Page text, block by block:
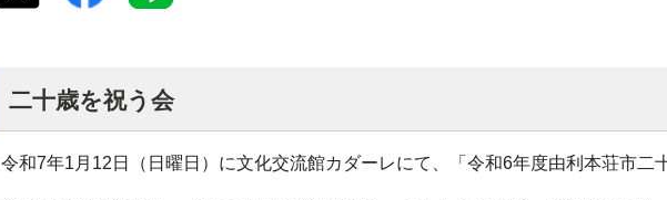
二十歳を祝う会
令和7年1月12日（日曜日）に文化交流館カダーレにて、「令和6年度由利本荘市二